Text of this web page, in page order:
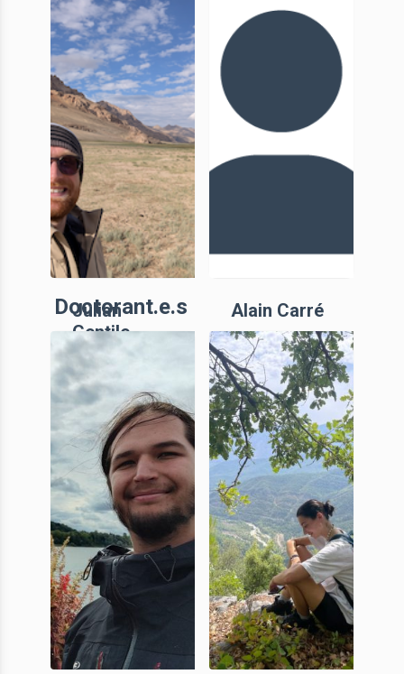
Julian
Gentile
Ingénieur
d’études, ANR
Paleocalm
Alain Carré
AI, CNRS
Doctorant.e.s